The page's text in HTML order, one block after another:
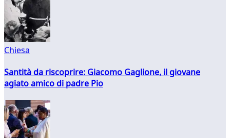
Chiesa
Santità da riscoprire: Giacomo Gaglione, il giovane
agiato amico di padre Pio